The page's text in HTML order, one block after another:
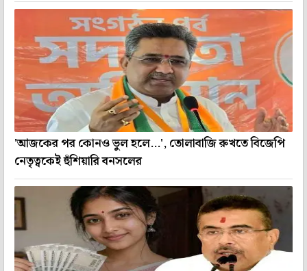
'আজকের পর কোনও ভুল হলে...', তোলাবাজি রুখতে বিজেপি
নেতৃত্বকেই হুঁশিয়ারি বনসলের